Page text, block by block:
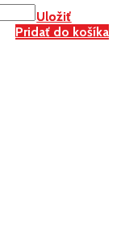
Uložiť
Pridať do košíka
Uložiť
Pridať do košíka